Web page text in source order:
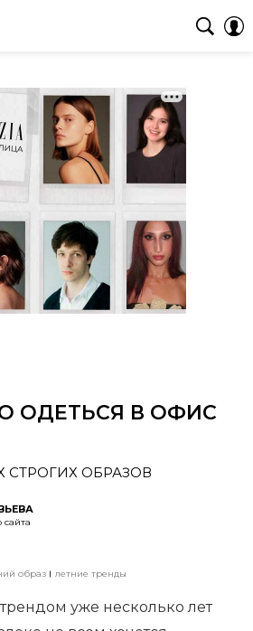
ОДЕТЬСЯ В ОФИС
СТРОГИХ ОБРАЗОВ
образ летние тренды
уже несколько лет